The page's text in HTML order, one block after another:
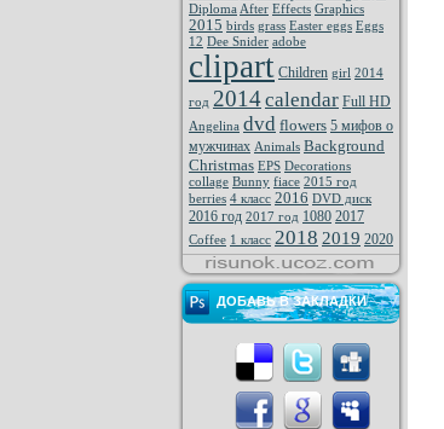
Diploma After Effects Graphics
2015 birds grass Easter eggs Eggs
12 Dee Snider adobe
clipart Children girl 2014
год 2014calendar Full HD
Angelina dvd flowers 5 мифов о
мужчинах Animals Background
Christmas EPS Decorations
collage Bunny fiace 2015 год
berries 4 класс 2016 DVD диск
2016 год 2017 год 1080 2017
Coffee 1 класс 2018 2019 2020
ДОБАВЬ В ЗАКЛАДКИ